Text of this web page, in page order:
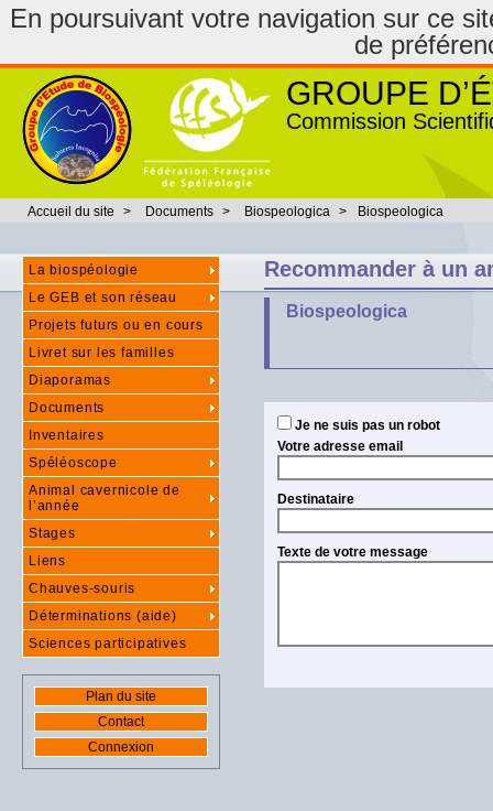
En poursuivant votre navigation sur ce
de
GROUPE
Commission
Accueil du site > Documents > Biospeologica > Biospeologica
Recommander à un
Biospeologica
Je ne suis pas un robot
Votre adresse email
Destinataire
Texte de votre message
La biospéologie
Le GEB et son réseau
Projets futurs ou en cours
Livret sur les familles
Diaporamas
Documents
Inventaires
Spéléoscope
Animal cavernicole de
l’année
Stages
Liens
Chauves-souris
Déterminations (aide)
Sciences participatives
Plan du site
Contact
Connexion